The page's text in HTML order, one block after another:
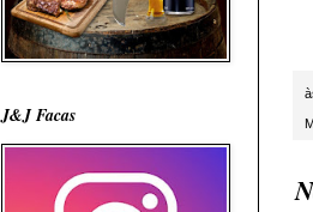
J&J Facas